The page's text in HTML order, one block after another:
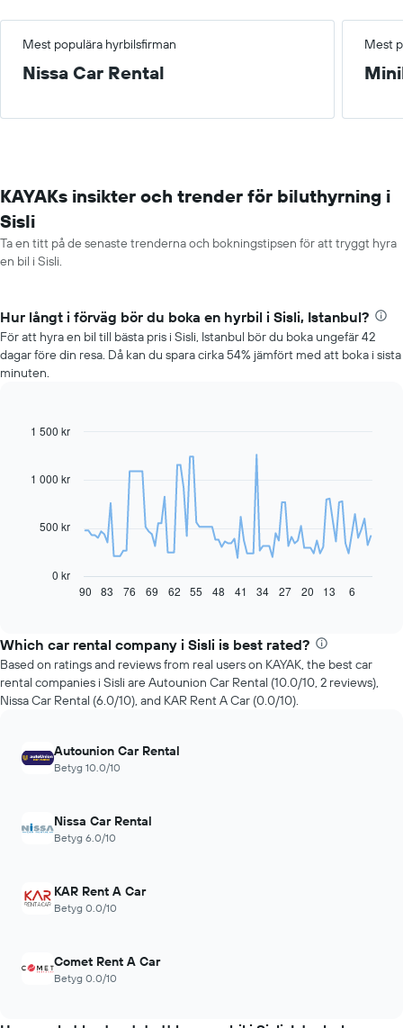
Mest populära hyrbilsfirman Mest
Nissa Car Rental
KAYAKs insikter och trender för biluthyrning i
Sisli
Ta en titt på de senaste trenderna och bokningstipsen för att tryggt hyra
en bil i Sisli.
Hur långt i förväg bör du boka en hyrbil i Sisli, Istanbul?
För att hyra en bil till bästa pris i Sisli, Istanbul bör du boka ungefär 42
dagar före din resa. Då kan du spara cirka 54% jämfört med att boka i sista
minuten.
Line
91
data
Diagrammet
hyrbilspriset
bokningsdatumet
närmar
sig
Diagrammet
har
axel
dagar
har
som
Chart
0 kr
500 kr
1 000 kr
1 500 kr
90 48 6
83 76 69 62 55 41 34 27 20 13
Which car rental company i Sisli is best rated?
Based on ratings and reviews from real users on KAYAK, the best car
rental companies i Sisli are Autounion Car Rental (10.0/10, 2 reviews),
Nissa Car Rental (6.0/10), and KAR Rent A Car (0.0/10).
Autounion Car Rental
Betyg 10.0/10
Nissa Car Rental
Betyg 6.0/10
KAR Rent A Car
Betyg 0.0/10
Comet Rent A Car
Betyg 0.0/10